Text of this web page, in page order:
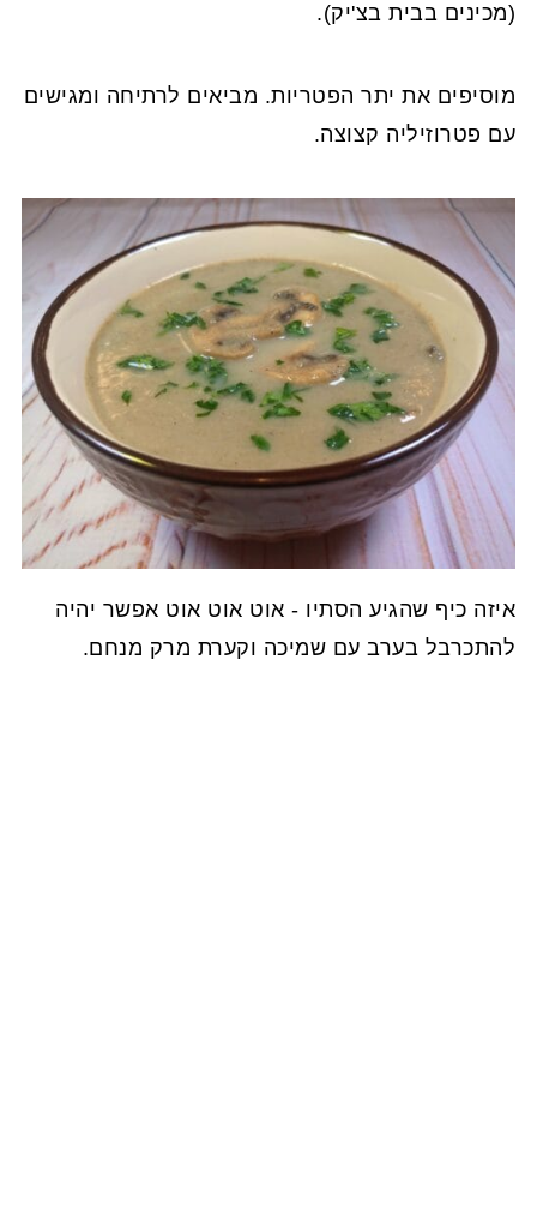
(מכינים בבית בצ'יק).
מוסיפים את יתר הפטריות. מביאים לרתיחה ומגישים
עם פטרוזיליה קצוצה.
איזה כיף שהגיע הסתיו - אוט אוט אוט אפשר יהיה
להתכרבל בערב עם שמיכה וקערת מרק מנחם.